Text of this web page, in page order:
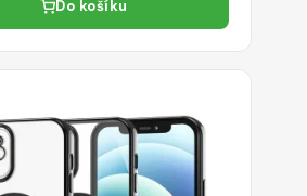
Do košíku